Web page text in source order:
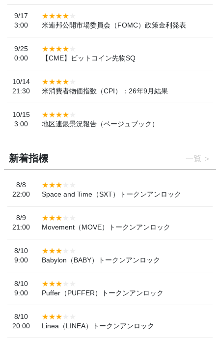
9/17
3:00
米連邦公開市場委員会（FOMC）政策金利発表
9/25
0:00
【CME】ビットコイン先物SQ
10/14
21:30
米消費者物価指数（CPI）：26年9月結果
10/15
3:00
地区連銀景況報告（ベージュブック）
新着指標 一覧
8/8
22:00
Space and Time（SXT）トークンアンロック
8/9
21:00
Movement（MOVE）トークンアンロック
8/10
9:00
Babylon（BABY）トークンアンロック
8/10
9:00
Puffer（PUFFER）トークンアンロック
8/10
20:00
Linea（LINEA）トークンアンロック